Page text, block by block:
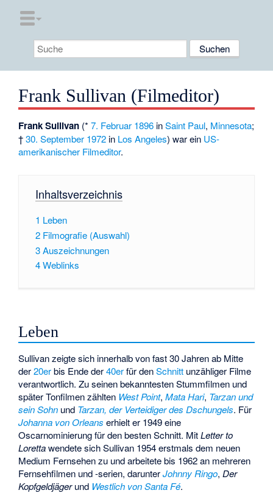
Frank Sullivan (Filmeditor)
Frank Sullivan (*7. Februar 1896 inSaint Paul, Minnesota;
†30. September 1972 in Los Angeles) war ein US-
amerikanischer Filmeditor.
Inhaltsverzeichnis
1 Leben
2 Filmografie (Auswahl)
3Auszeichnungen
4Weblinks
Leben
Sullivan zeigte sich innerhalb von fast 30 Jahren ab Mitte
der20erbis Ende der40erfür denSchnitt unzähliger Filme
verantwortlich. Zu seinen bekanntesten Stummfilmen und
später Tonfilmen zählten West Point,Mata Hari, Tarzan und
sein Sohn und Tarzan, der Verteidiger des Dschungels. Für
Johanna von Orleans erhielt er 1949 eine
Oscarnominierung für den besten Schnitt. MitLetter to
Lorettawendete sich Sullivan 1954 erstmals dem neuen
Medium Fernsehen zu und arbeitete bis 1962 an mehreren
Fernsehfilmen und -serien, darunterJohnny Ringo,Der
Kopfgeldjägerund Westlich von Santa Fé.